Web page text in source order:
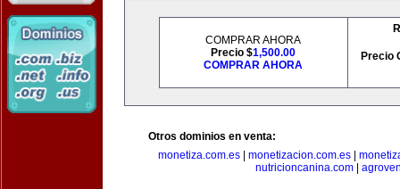
COMPRAR AHORA
Precio $1,500.00
COMPRAR AHORA
Precio
Otros dominios en venta:
monetiza.com.es| monetizacion.com.es|
nutricioncanina.com